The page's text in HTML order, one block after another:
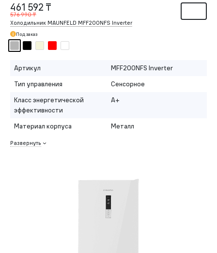
461 592 ₸
576 990 ₸
Холодильник MAUNFELD MFF200NFS Inverter
Под заказ
Артикул
MFF200NFS Inverter
Тип управления
Сенсорное
Класс энергетической
эффективности
A+
Материал корпуса Металл
Развернуть